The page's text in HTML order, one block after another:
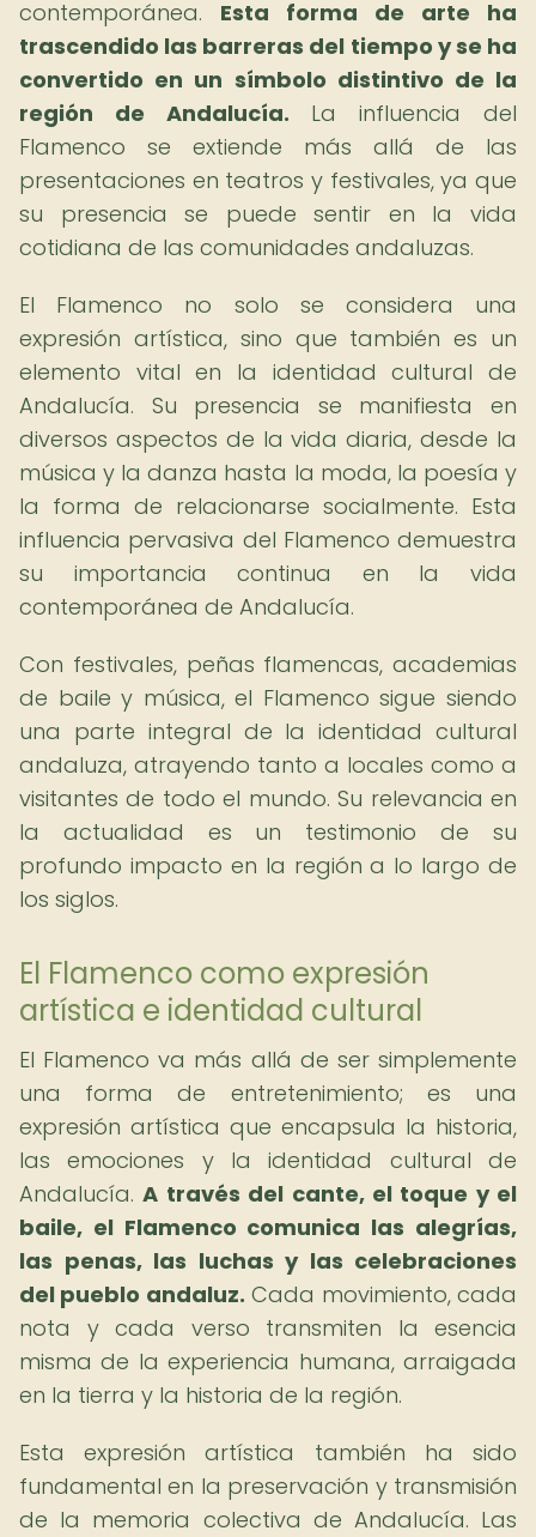
contemporánea. Esta forma de arte ha
trascendido las barreras del tiempo y se ha
convertido en un símbolo distintivo de la
región de Andalucía. La influencia del
Flamenco se extiende más allá de las
presentaciones en teatros y festivales, ya que
su presencia se puede sentir en la vida
cotidiana de las comunidades andaluzas.
El Flamenco no solo se considera una
expresión artística, sino que también es un
elemento vital en la identidad cultural de
Andalucía. Su presencia se manifiesta en
diversos aspectos de la vida diaria, desde la
música y la danza hasta la moda, la poesía y
la forma de relacionarse socialmente. Esta
influencia pervasiva del Flamenco demuestra
su importancia continua en la vida
contemporánea de Andalucía.
Con festivales, peñas flamencas, academias
de baile y música, el Flamenco sigue siendo
una parte integral de la identidad cultural
andaluza, atrayendo tanto a locales como a
visitantes de todo el mundo. Su relevancia en
la actualidad es un testimonio de su
profundo impacto en la región a lo largo de
los siglos.
El Flamenco como expresión
artística e identidad cultural
El Flamenco va más allá de ser simplemente
una forma de entretenimiento; es una
expresión artística que encapsula la historia,
las emociones y la identidad cultural de
Andalucía.A través del cante, el toque y el
baile, el Flamenco comunica las alegrías,
las penas, las luchas y las celebraciones
del pueblo andaluz. Cada movimiento, cada
nota y cada verso transmiten la esencia
misma de la experiencia humana, arraigada
en la tierra y la historia de la región.
Esta expresión artística también ha sido
fundamental en la preservación y transmisión
de la memoria colectiva de Andalucía. Las